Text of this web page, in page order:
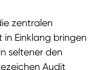
zentralen
in Einklang bringen
seltener den
Audit